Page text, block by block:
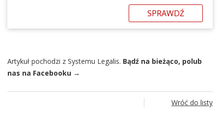
SPRAWDŹ
Artykuł pochodzi z Systemu Legalis. Bądź na bieżąco, polub
nas na Facebooku →
Wróć do listy